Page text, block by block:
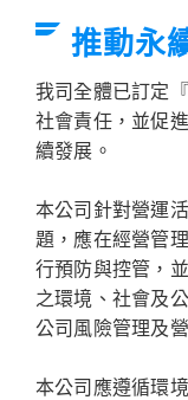
推動永
我司全體已訂定
社會責任，並促
續發展。
本公司針對營運
題，應在經營管
行預防與控管，
之環境、社會及
公司風險管理及
本公司應遵循環